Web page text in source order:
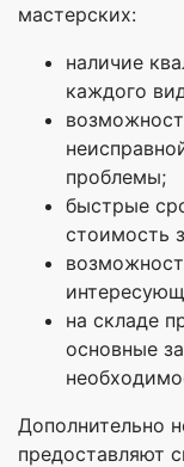
мастерских:
наличие
каждого
проблемы;
быстрые
стоимость
на складе
основные
Дополнительно
предоставляют